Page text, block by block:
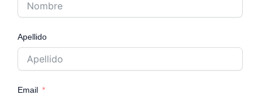
Apellido
Email